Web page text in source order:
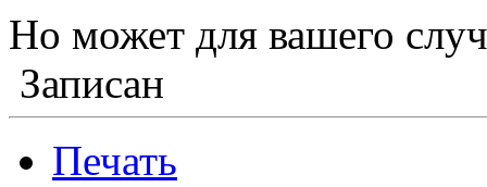
Но может для вашего
Записан
Печать